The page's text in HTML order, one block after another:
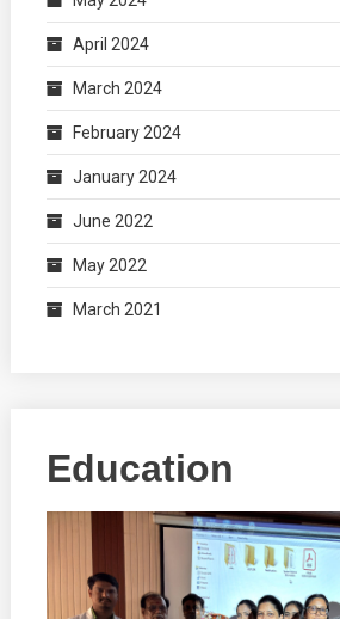
April 2024
March 2024
February 2024
January 2024
June 2022
May 2022
March 2021
Education